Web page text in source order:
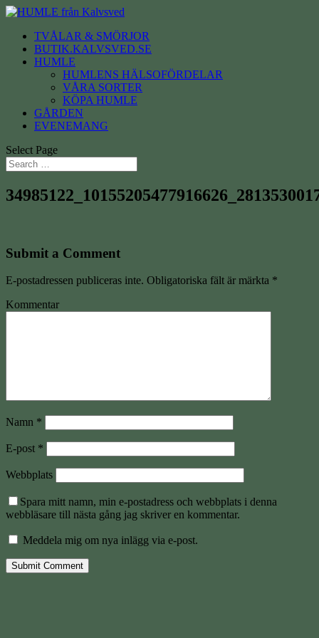
TVÅLAR & SMÖRJOR
BUTIK.KALVSVED.SE
HUMLE
HUMLENS HÄLSOFÖRDELAR
VÅRA SORTER
KÖPA HUMLE
GÅRDEN
EVENEMANG
Select Page
Submit a Comment
E-postadressen publiceras inte. Obligatoriska fält är märkta *
Kommentar
Namn *
E-post *
Webbplats
Spara mitt namn, min e-postadress och webbplats i denna
webbläsare till nästa gång jag skriver en kommentar.
Meddela mig om nya inlägg via e-post.